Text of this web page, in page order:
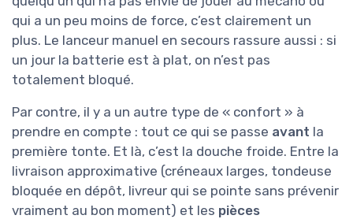
qui a un peu moins de force, c’est clairement un
plus. Le lanceur manuel en secours rassure aussi : si
un jour la batterie est à plat, on n’est pas
totalement bloqué.
Par contre, il y a un autre type de « confort » à
prendre en compte : tout ce qui se passe avant la
première tonte. Et là, c’est la douche froide. Entre la
livraison approximative (créneaux larges, tondeuse
bloquée en dépôt, livreur qui se pointe sans prévenir
vraiment au bon moment) et les pièces